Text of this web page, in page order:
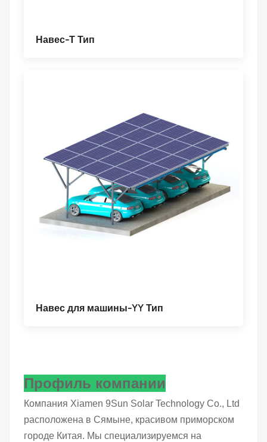
Навес-Т Тип
Навес для машины-YY Тип
Профиль компании
Компания Xiamen 9Sun Solar Technology Co., Ltd
расположена в Сямыне, красивом приморском
городе Китая. Мы специализируемся на